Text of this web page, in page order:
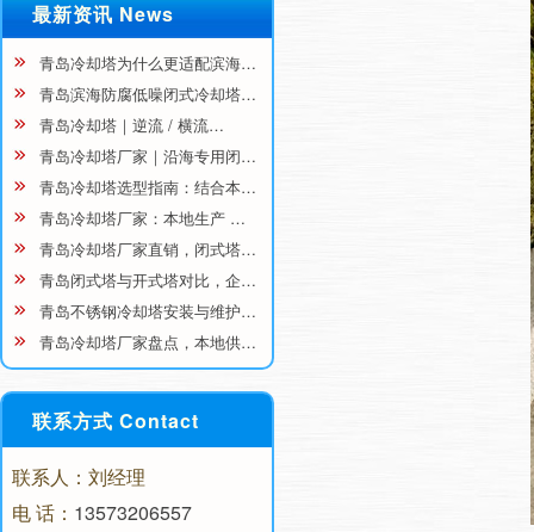
最新资讯 News
青岛冷却塔为什么更适配滨海…
青岛滨海防腐低噪闭式冷却塔…
青岛冷却塔｜逆流 / 横流…
青岛冷却塔厂家｜沿海专用闭…
青岛冷却塔选型指南：结合本…
青岛冷却塔厂家：本地生产 …
青岛冷却塔厂家直销，闭式塔…
青岛闭式塔与开式塔对比，企…
青岛不锈钢冷却塔安装与维护…
青岛冷却塔厂家盘点，本地供…
联系方式 Contact
联系人：刘经理
电 话： 13573206557